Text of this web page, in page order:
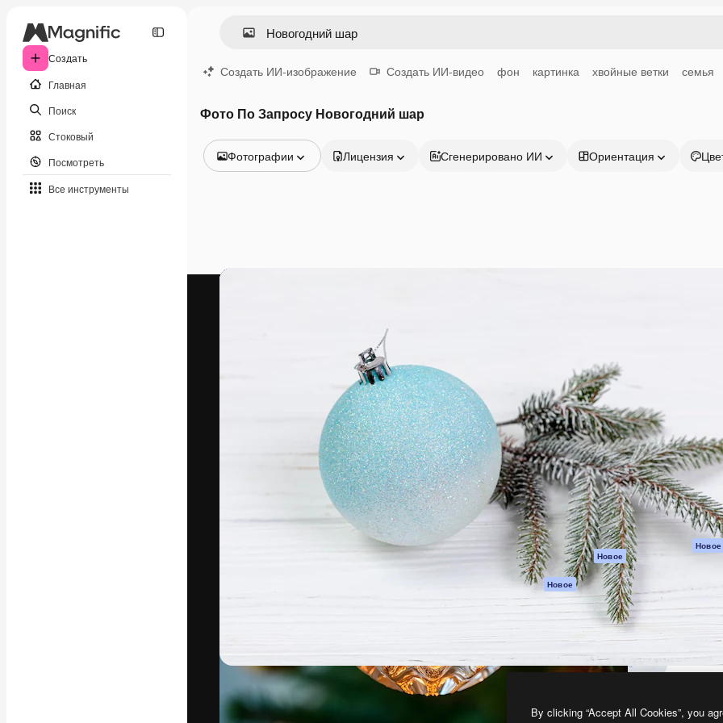
Создать
Главная
Поиск
Стоковый
Посмотреть
Все инструменты
Создать ИИ-изображение Создать ИИ-видео фон картинка хвойные ветки семья
Фото По Запросу Новогодний шар
Фотографии
Видео
Лицензия Сгенерировано ИИ Ориентация
Креативная платформа для создания
ваших лучших работ. Более 1 миллиона
подписчиков среди креаторов,
предприятий, агентств и студий.
Pусский
ИИ-помощник
Генератор
изображений ИИ
Генератор видео
ИИ
Генератор голоса
на основе ИИ
Стоковый контент
MCP для
Claude/ChatGPT
Новое
Агенты Новое
API
Мобильное
Все инструменты
Пакету ИИ
Служба
поддержки
Условия и
положения
Политика
Оригиналы
Новое
Политика файлов
cookie
Центр доверия
Партнеры
Предприятие
By clicking “Accept All Cookies”, you